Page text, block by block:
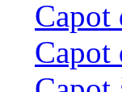
Capot
Capot